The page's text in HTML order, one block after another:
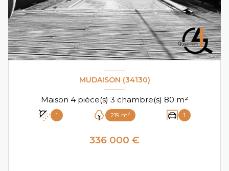
MUDAISON (34130)
Maison 4 pièce(s) 3 chambre(s) 80 m²
1 219 m² 1
336 000 €